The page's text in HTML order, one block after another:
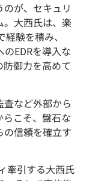
が、セキュリ
。大西氏は、楽
験を積み、
EDRを導入な
御力を高めて
など外部から
こそ、盤石な
の信頼を確立す
牽引する大西氏